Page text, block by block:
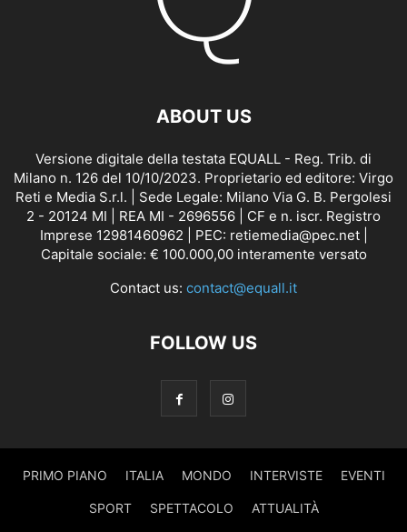
ABOUT US
Versione digitale della testata EQUALL - Reg. Trib. di
Milano n. 126 del 10/10/2023. Proprietario ed editore: Virgo
Reti e Media S.r.l. | Sede Legale: Milano Via G. B. Pergolesi
2 - 20124 MI | REA MI - 2696556 | CF e n. iscr. Registro
Imprese 12981460962 | PEC: retiemedia@pec.net |
Capitale sociale: € 100.000,00 interamente versato
Contact us: contact@equall.it
FOLLOW US
PRIMO PIANO ITALIA MONDO INTERVISTE EVENTI
SPORT SPETTACOLO ATTUALITÀ